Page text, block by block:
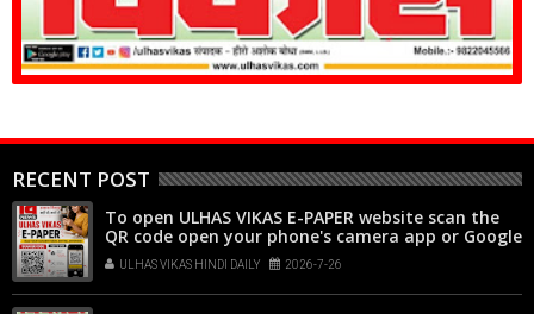
RECENT POST
To open ULHAS VIKAS E-PAPER website scan the
QR code open your phone's camera app or Google
Lens, point it at the code, and tap the web link
popup that appears on your screen
ULHAS VIKAS HINDI DAILY 2026-7-26